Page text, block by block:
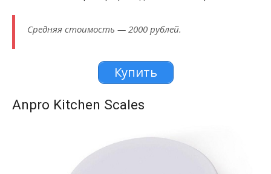
Средняя стоимость — 2000 рублей.
Купить
Anpro Kitchen Scales